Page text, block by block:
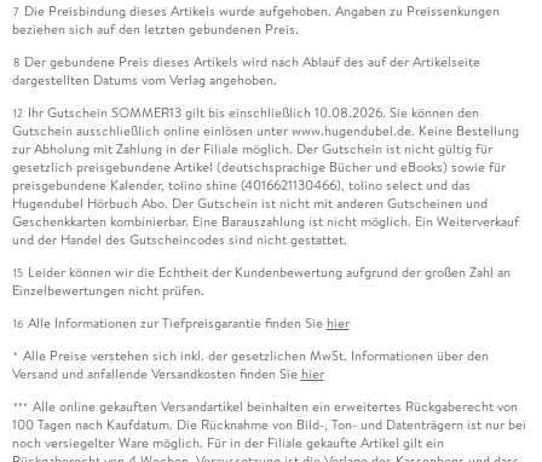
7 Die Preisbindung dieses Artikels wurde aufgehoben. Angaben zu Preissenkungen
beziehen sich auf den letzten gebundenen Preis.
8 Der gebundene Preis dieses Artikels wird nach Ablauf des auf der Artikelseite
dargestellten Datums vom Verlag angehoben.
12 Ihr Gutschein SOMMER13 gilt bis einschließlich 10.08.2026. Sie können den
Gutschein ausschließlich online einlösen unter www.hugendubel.de. Keine Bestellung
zur Abholung mit Zahlung in der Filiale möglich. Der Gutschein ist nicht gültig für
gesetzlich preisgebundene Artikel (deutschsprachige Bücher und eBooks) sowie für
preisgebundene Kalender, tolino shine (4016621130466), tolino select und das
Hugendubel Hörbuch Abo. Der Gutschein ist nicht mit anderen Gutscheinen und
Geschenkkarten kombinierbar. Eine Barauszahlung ist nicht möglich. Ein Weiterverkauf
und der Handel des Gutscheincodes sind nicht gestattet.
15 Leider können wir die Echtheit der Kundenbewertung aufgrund der großen Zahl an
Einzelbewertungen nicht prüfen.
16 Alle Informationen zur Tiefpreisgarantie finden Sie hier
* Alle Preise verstehen sich inkl. der gesetzlichen MwSt. Informationen über den
Versand und anfallende Versandkosten finden Sie hier
*** Alle online gekauften Versandartikel beinhalten ein erweitertes Rückgaberecht von
100 Tagen nach Kaufdatum. Die Rücknahme von Bild-, Ton- und Datenträgern ist nur bei
noch versiegelter Ware möglich. Für in der Filiale gekaufte Artikel gilt ein